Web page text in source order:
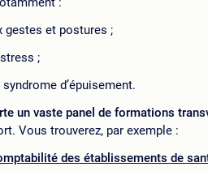
gestes et postures ;
;
d’épuisement.
un vaste panel de formations
Vous trouverez, par exemple :
des établissements de